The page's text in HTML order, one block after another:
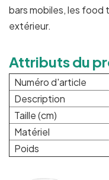
bars mobiles, les food
extérieur.
Attributs du
Numéro d'article
Description
Taille (cm)
Matériel
Poids